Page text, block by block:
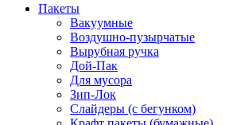
Пакеты
Вакуумные
Воздушно-пузырчатые
Вырубная ручка
Дой-Пак
Для мусора
Зип-Лок
Слайдеры (с бегунком)